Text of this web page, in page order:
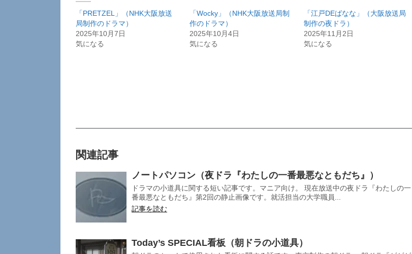
「PRETZEL」（NHK大阪放送
局制作のドラマ）
2025年10月7日
気になる
「Wocky」（NHK大阪放送局制
作のドラマ）
2025年10月4日
気になる
「江戸DEばなな」（大阪放送局
制作の夜ドラ）
2025年11月2日
気になる
関連記事
ノートパソコン（夜ドラ『わたしの一番最悪なともだち』）
ドラマの小道具に関する短い記事です。マニア向け。 現在放送中の夜ドラ『わたしの一
番最悪なともだち』第2回の静止画像です。就活担当の大学職員...
記事を読む
Today’s SPECIAL看板（朝ドラの小道具）